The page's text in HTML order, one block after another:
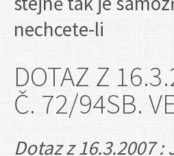
nechcete-li
DOTAZ Z
Č. 72/94SB.
Dotaz z 16.3.2007